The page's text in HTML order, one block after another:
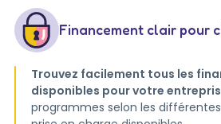
Financement clair pour
Trouvez facilement tous les
disponibles pour votre
programmes selon les